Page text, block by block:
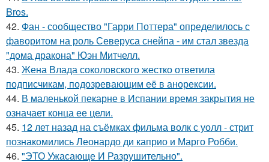
Bros.
42. Фан - сообщество "Гарри Поттера" определилось с
фаворитом на роль Северуса снейпа - им стал звезда
"дома дракона" Юэн Митчелл.
43. Жена Влада соколовского жестко ответила
подписчикам, подозревающим её в анорексии.
44. В маленькой пекарне в Испании время закрытия не
означает конца ее цели.
45. 12 лет назад на съёмках фильма волк с уолл - стрит
познакомились Леонардо ди каприо и Марго Робби.
46. "ЭТО Ужасающе И Разрушительно".